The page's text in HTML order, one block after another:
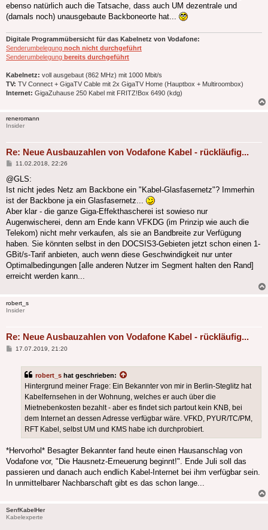
ebenso natürlich auch die Tatsache, dass auch UM dezentrale und
(damals noch) unausgebaute Backboneorte hat...
Digitale Programmübersicht für das Kabelnetz von Vodafone:
Senderumbelegung noch nicht durchgeführt
Senderumbelegung bereits durchgeführt
Kabelnetz: voll ausgebaut (862 MHz) mit 1000 Mbit/s
TV: TV Connect + GigaTV Cable mit 2x GigaTV Home (Hauptbox + Multiroombox)
Internet: GigaZuhause 250 Kabel mit FRITZ!Box 6490 (kdg)
reneromann
Insider
Re: Neue Ausbauzahlen von Vodafone Kabel - rückläufig...
Beitrag
11.02.2018, 22:26
@GLS:
Ist nicht jedes Netz am Backbone ein "Kabel-Glasfasernetz"? Immerhin
ist der Backbone ja ein Glasfasernetz...
Aber klar - die ganze Giga-Effekthascherei ist sowieso nur
Augenwischerei, denn am Ende kann VFKDG (im Prinzip wie auch die
Telekom) nicht mehr verkaufen, als sie an Bandbreite zur Verfügung
haben. Sie könnten selbst in den DOCSIS3-Gebieten jetzt schon einen 1-
GBit/s-Tarif anbieten, auch wenn diese Geschwindigkeit nur unter
Optimalbedingungen [alle anderen Nutzer im Segment halten den Rand]
erreicht werden kann...
robert_s
Insider
Re: Neue Ausbauzahlen von Vodafone Kabel - rückläufig...
Beitrag
17.07.2019, 21:20
robert_s hat geschrieben:
Hintergrund meiner Frage: Ein Bekannter von mir in Berlin-Steglitz hat
Kabelfernsehen in der Wohnung, welches er auch über die
Mietnebenkosten bezahlt - aber es findet sich partout kein KNB, bei
dem Internet an dessen Adresse verfügbar wäre. VFKD, PYUR/TC/PM,
RFT Kabel, selbst UM und KMS habe ich durchprobiert.
*Hervorhol* Besagter Bekannter fand heute einen Hausanschlag von
Vodafone vor, "Die Hausnetz-Erneuerung beginnt!". Ende Juli soll das
passieren und danach auch endlich Kabel-Internet bei ihm verfügbar sein.
In unmittelbarer Nachbarschaft gibt es das schon lange...
SenfKabelHer
Kabelexperte